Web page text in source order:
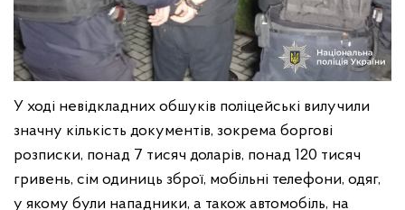
У ході невідкладних обшуків поліцейські вилучили
значну кількість документів, зокрема боргові
розписки, понад 7 тисяч доларів, понад 120 тисяч
гривень, сім одиниць зброї, мобільні телефони, одяг,
у якому були нападники, а також автомобіль, на